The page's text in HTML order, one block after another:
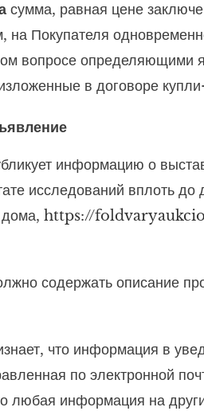
сумма, равная цене
на Покупателя
вопросе определяющими
в договоре
информацию о
исследований вплоть
дома, https://
содержать описание
что информация в
по электронной
любая информация на